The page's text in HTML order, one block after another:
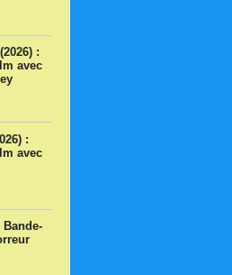
:
avec
:
avec
Bande-